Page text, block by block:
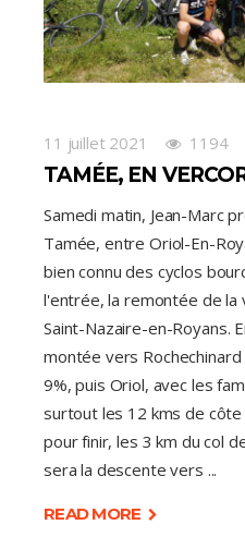
11 juillet 2021 1194
TAMÉE, EN
Samedi matin, Jean-Marc
Tamée, entre Oriol-En-
bien connu des cyclos
l'entrée, la remontée de
Saint-Nazaire-en-Royans.
montée vers
9%, puis Oriol, avec les
surtout les 12 kms de
pour finir, les 3 km du col
sera la descente vers
READ MORE